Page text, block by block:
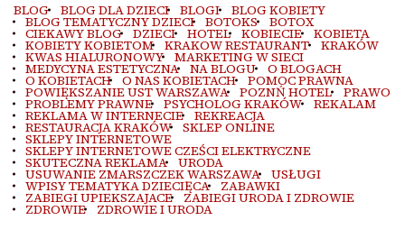
BLOG BLOG DLA DZIECI BLOGI BLOG KOBIETY
BLOG TEMATYCZNY DZIECI BOTOKS BOTOX
CIEKAWY BLOG DZIECI HOTEL KOBIECIE KOBIETA
KOBIETY KOBIETOM KRAKOW RESTAURANT KRAKÓW
KWAS HIALURONOWY MARKETING W SIECI
MEDYCYNA ESTETYCZNA NA BLOGU O BLOGACH
O KOBIETACH O NAS KOBIETACH POMOC PRAWNA
POWIĘKSZANIE UST WARSZAWA POZNŃ HOTEL PRAWO
PROBLEMY PRAWNE PSYCHOLOG KRAKÓW REKALAM
REKLAMA W INTERNECIE REKREACJA
RESTAURACJA KRAKÓW SKLEP ONLINE
SKLEPY INTERNETOWE
SKLEPY INTERNETOWE CZEŚCI ELEKTRYCZNE
SKUTECZNA REKLAMA URODA
USUWANIE ZMARSZCZEK WARSZAWA USŁUGI
WPISY TEMATYKA DZIECIĘCA ZABAWKI
ZABIEGI UPIEKSZAJACE ZABIEGI URODA I ZDROWIE
ZDROWIE ZDROWIE I URODA